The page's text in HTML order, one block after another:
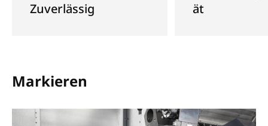
Zuverlässig
ät
Markieren